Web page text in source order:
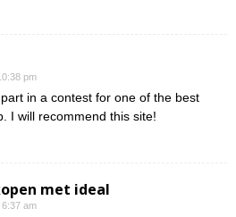
pm
in a contest for one of the best
I will recommend this site!
met ideal
am